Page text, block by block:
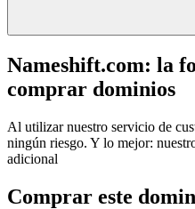
Nameshift.com: la
comprar dominios
Al utilizar nuestro servicio de
ningún riesgo. Y lo mejor:
adicional
Comprar este